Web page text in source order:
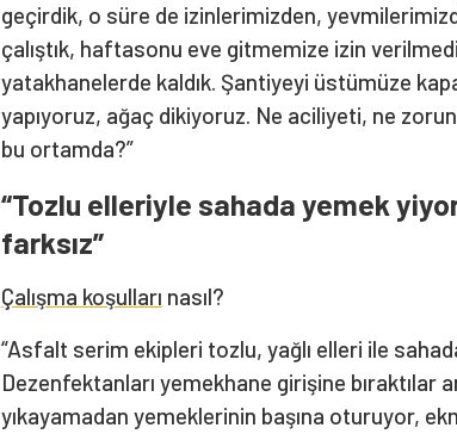
geçirdik, o süre de izinlerimizden,
çalıştık, haftasonu eve gitmemize izin
yatakhanelerde kaldık. Şantiyeyi üstümüze
yapıyoruz, ağaç dikiyoruz. Ne aciliyeti, ne
bu ortamda?”
“Tozlu elleriyle sahada yemek
farksız”
Çalışma koşulları nasıl?
“Asfalt serim ekipleri tozlu, yağlı elleri ile
Dezenfektanları yemekhane girişine bıraktılar
yıkayamadan yemeklerinin başına oturuyor,